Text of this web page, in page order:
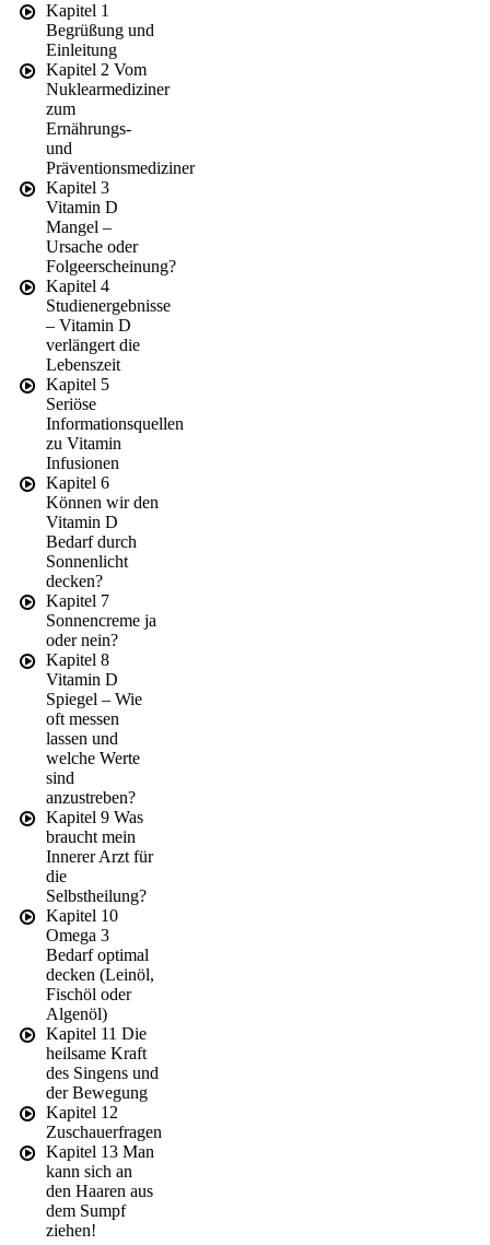
Kapitel 1
Begrüßung und
Einleitung
Kapitel 2 Vom
Nuklearmediziner
zum
Ernährungs-
und
Präventionsmediziner
Kapitel 3
Vitamin D
Mangel –
Ursache oder
Folgeerscheinung?
Kapitel 4
Studienergebnisse
– Vitamin D
verlängert die
Lebenszeit
Kapitel 5
Seriöse
Informationsquellen
zu Vitamin
Infusionen
Kapitel 6
Können wir den
Vitamin D
Bedarf durch
Sonnenlicht
decken?
Kapitel 7
Sonnencreme ja
oder nein?
Kapitel 8
Vitamin D
Spiegel – Wie
oft messen
lassen und
welche Werte
sind
anzustreben?
Kapitel 9 Was
braucht mein
Innerer Arzt für
die
Selbstheilung?
Kapitel 10
Omega 3
Bedarf optimal
decken (Leinöl,
Fischöl oder
Algenöl)
Kapitel 11 Die
heilsame Kraft
des Singens und
der Bewegung
Kapitel 12
Zuschauerfragen
Kapitel 13 Man
kann sich an
den Haaren aus
dem Sumpf
ziehen!